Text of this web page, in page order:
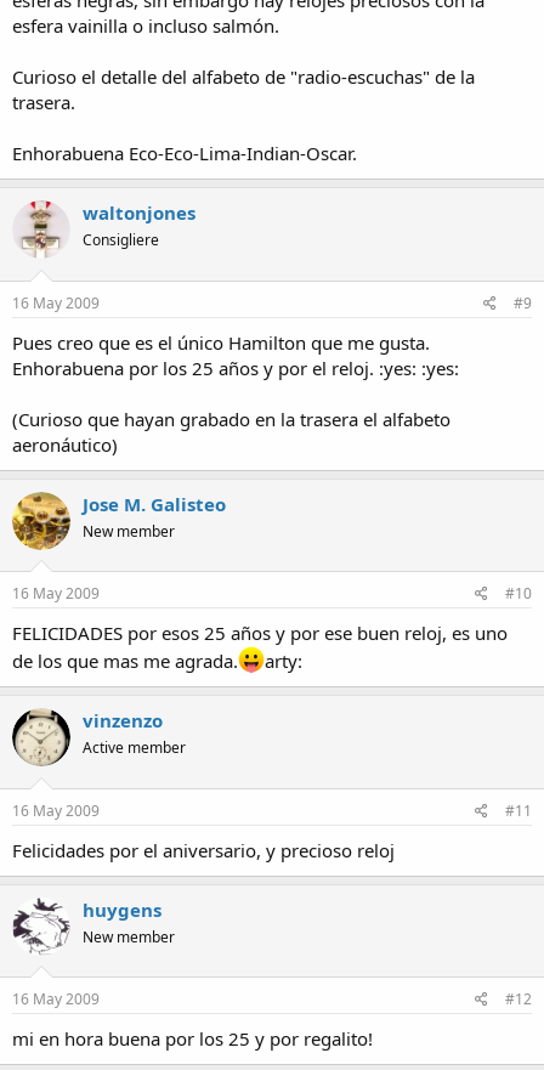
esfera vainilla o incluso salmón.
Curioso el detalle del alfabeto de "radio-escuchas" de la
trasera.
Enhorabuena Eco-Eco-Lima-Indian-Oscar.
waltonjones
Consigliere
16 May 2009 #9
Pues creo que es el único Hamilton que me gusta.
Enhorabuena por los 25 años y por el reloj. :yes: :yes:
(Curioso que hayan grabado en la trasera el alfabeto
aeronáutico)
Jose M. Galisteo
New member
16 May 2009 #10
FELICIDADES por esos 25 años y por ese buen reloj, es uno
de los que mas me agrada.
arty:
vinzenzo
Active member
16 May 2009 #11
Felicidades por el aniversario, y precioso reloj
huygens
New member
16 May 2009 #12
mi en hora buena por los 25 y por regalito!